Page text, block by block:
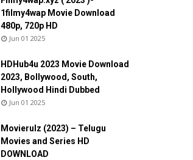
1filmy4wap Movie Download
480p, 720p HD
Jun 01 2025
HDHub4u 2023 Movie Download
2023, Bollywood, South,
Hollywood Hindi Dubbed
Jun 01 2025
Movierulz (2023) – Telugu
Movies and Series HD
DOWNLOAD